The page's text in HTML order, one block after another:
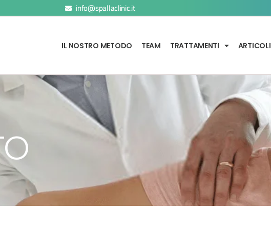
info@spallaclinic.it
IL NOSTRO METODO TEAM TRATTAMENTI ARTICOLI